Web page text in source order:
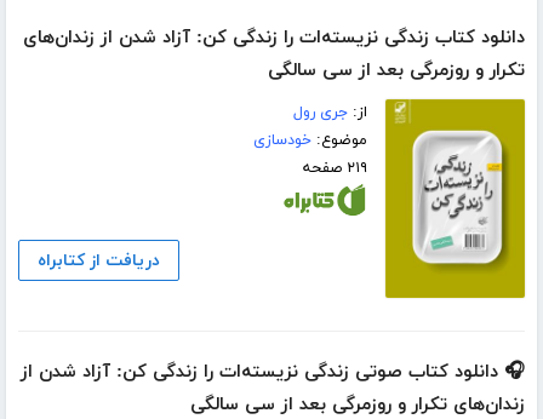
دانلود کتاب زندگی نزیسته‌ات را زندگی کن: آزاد شدن از زندان‌های
تکرار و روزمرگی بعد از سی سالگی
از:جری رول
موضوع:خودسازی
۲۱۹ صفحه
دریافت از کتابراه
🎧 دانلود کتاب صوتی زندگی نزیسته‌ات را زندگی کن: آزاد شدن از
زندان‌های تکرار و روزمرگی بعد از سی سالگی